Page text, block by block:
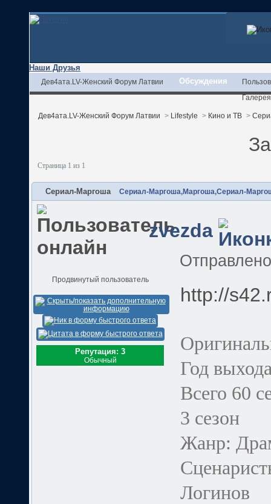
Наши Друзья
Дев4ата.LV-Женский Форум Латвии Обсуждения
Галерея
Дев4ата.LV-Женский Форум Латвии > Lifestyle > Кино и ТВ >
Страница 1 из 1
Сериал-Маргоша Сериал-Маргоша,Маргоша,Сериал-
zvezda
Продвинутый пользователь
Репутация: 3
Обычный
http://
Год
Всего 60
3 сезон
Жанр:
Логинов